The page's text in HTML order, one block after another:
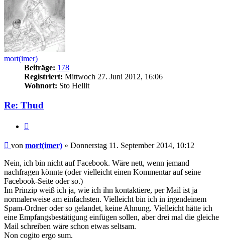
mort(imer)
Beiträge: 178
Registriert: Mittwoch 27. Juni 2012, 16:06
Wohnort: Sto Hellit
Re: Thud
Beitrag
von mort(imer) » Donnerstag 11. September 2014, 10:12
Nein, ich bin nicht auf Facebook. Wäre nett, wenn jemand
nachfragen könnte (oder vielleicht einen Kommentar auf seine
Facebook-Seite oder so.)
Im Prinzip weiß ich ja, wie ich ihn kontaktiere, per Mail ist ja
normalerweise am einfachsten. Vielleicht bin ich in irgendeinem
Spam-Ordner oder so gelandet, keine Ahnung. Vielleicht hätte ich
eine Empfangsbestätigung einfügen sollen, aber drei mal die gleiche
Mail schreiben wäre schon etwas seltsam.
Non cogito ergo sum.